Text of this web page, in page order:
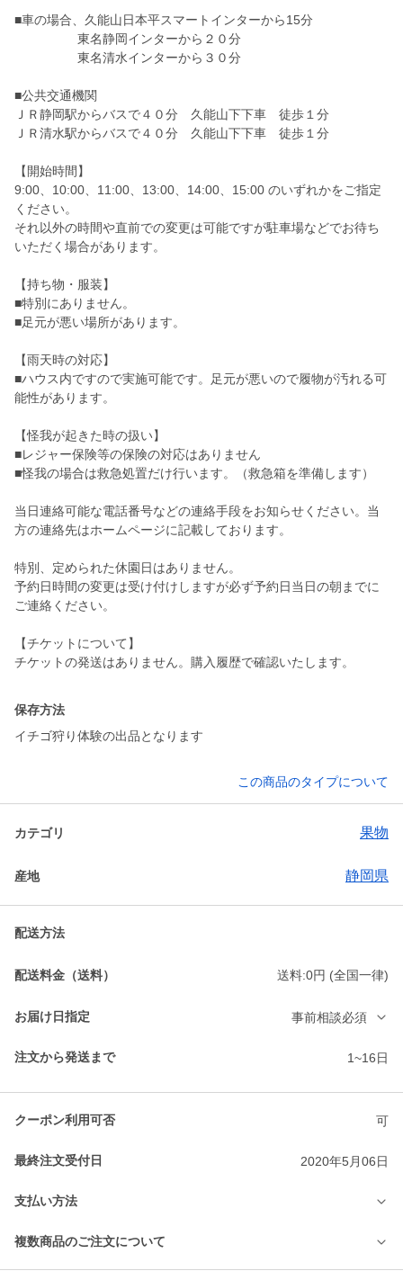
■車の場合、久能山日本平スマートインターから15分
東名静岡インターから２０分
東名清水インターから３０分
■公共交通機関
ＪＲ静岡駅からバスで４０分 久能山下下車 徒歩１分
ＪＲ清水駅からバスで４０分 久能山下下車 徒歩１分
【開始時間】
9:00、10:00、11:00、13:00、14:00、15:00 のいずれかをご指定
ください。
それ以外の時間や直前での変更は可能ですが駐車場などでお待ち
いただく場合があります。
【持ち物・服装】
■特別にありません。
■足元が悪い場所があります。
【雨天時の対応】
■ハウス内ですので実施可能です。足元が悪いので履物が汚れる可
能性があります。
【怪我が起きた時の扱い】
■レジャー保険等の保険の対応はありません
■怪我の場合は救急処置だけ行います。（救急箱を準備します）
当日連絡可能な電話番号などの連絡手段をお知らせください。当
方の連絡先はホームページに記載しております。
特別、定められた休園日はありません。
予約日時間の変更は受け付けしますが必ず予約日当日の朝までに
ご連絡ください。
【チケットについて】
チケットの発送はありません。購入履歴で確認いたします。
保存方法
イチゴ狩り体験の出品となります
この商品のタイプについて
カテゴリ 果物
産地 静岡県
配送方法
配送料金（送料） 送料:0円 (全国一律)
お届け日指定 事前相談必須
注文から発送まで 1~16日
クーポン利用可否 可
最終注文受付日 2020年5月06日
支払い方法
複数商品のご注文について